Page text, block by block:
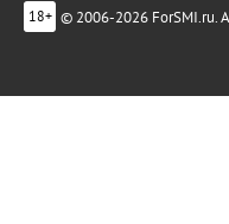
18+ © 2006-2026 ForSMI.ru.